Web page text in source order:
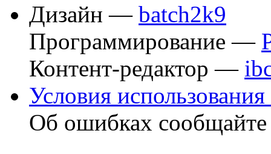
Дизайн — batch2k9
Программирование —
Контент-редактор —
Условия использования
Об ошибках